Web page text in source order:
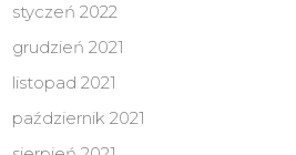
styczeń 2022
grudzień 2021
listopad 2021
październik 2021